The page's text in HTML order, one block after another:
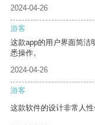
2024-04-26
游客
这款app的用户界面简洁
悉操作。
2024-04-26
游客
这款软件的设计非常人性